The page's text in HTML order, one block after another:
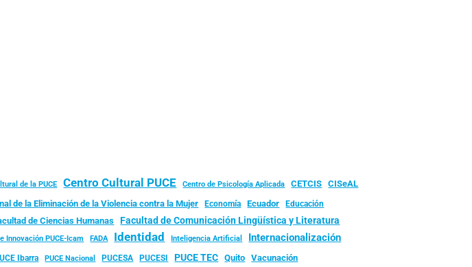
de la PUCE Centro Cultural PUCE Centro de Psicología Aplicada CETCIS CISeAL
de la Eliminación de la Violencia contra la Mujer Economía Ecuador
Educación
de Ciencias Humanas Facultad de Comunicación Lingüística y Literatura
Innovación PUCE-Icam FADA Identidad Inteligencia Artificial Internacionalización
Ibarra PUCE Nacional PUCESA PUCESI PUCE TEC Quito Vacunación